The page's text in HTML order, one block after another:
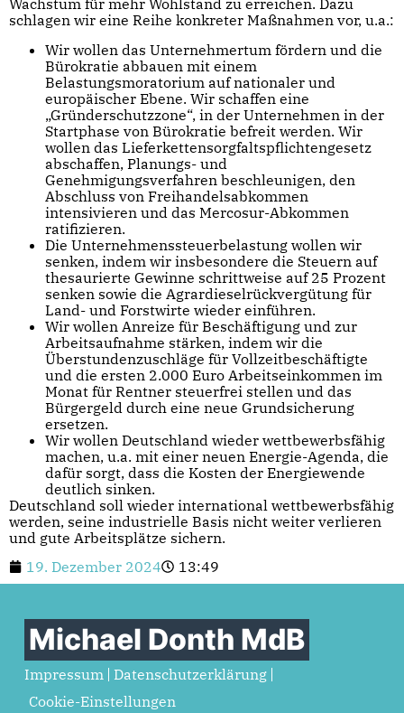
Wachstum für mehr Wohlstand zu erreichen. Dazu
schlagen wir eine Reihe konkreter Maßnahmen vor, u.a.:
Wir wollen das Unternehmertum fördern und die
Bürokratie abbauen mit einem
Belastungsmoratorium auf nationaler und
europäischer Ebene. Wir schaffen eine
„Gründerschutzzone“, in der Unternehmen in der
Startphase von Bürokratie befreit werden. Wir
wollen das Lieferkettensorgfaltspflichtengesetz
abschaffen, Planungs- und
Genehmigungsverfahren beschleunigen, den
Abschluss von Freihandelsabkommen
intensivieren und das Mercosur-Abkommen
ratifizieren.
Die Unternehmenssteuerbelastung wollen wir
senken, indem wir insbesondere die Steuern auf
thesaurierte Gewinne schrittweise auf 25 Prozent
senken sowie die Agrardieselrückvergütung für
Land- und Forstwirte wieder einführen.
Wir wollen Anreize für Beschäftigung und zur
Arbeitsaufnahme stärken, indem wir die
Überstundenzuschläge für Vollzeitbeschäftigte
und die ersten 2.000 Euro Arbeitseinkommen im
Monat für Rentner steuerfrei stellen und das
Bürgergeld durch eine neue Grundsicherung
ersetzen.
Wir wollen Deutschland wieder wettbewerbsfähig
machen, u.a. mit einer neuen Energie-Agenda, die
dafür sorgt, dass die Kosten der Energiewende
deutlich sinken.
Deutschland soll wieder international wettbewerbsfähig
werden, seine industrielle Basis nicht weiter verlieren
und gute Arbeitsplätze sichern.
19. Dezember 2024
13:49
Michael Donth MdB
Impressum
Datenschutzerklärung
Cookie-Einstellungen